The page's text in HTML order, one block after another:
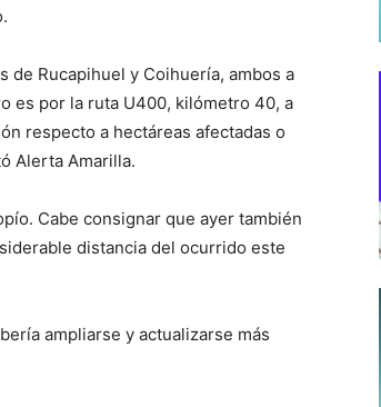
de Rucapihuel y Coihuería, ambos a
es por la ruta U400, kilómetro 40, a
respecto a hectáreas afectadas o
Alerta Amarilla.
Cabe consignar que ayer también
distancia del ocurrido este
ampliarse y actualizarse más